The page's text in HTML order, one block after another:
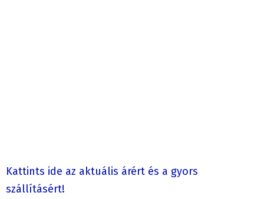
Kattints ide az aktuális árért és a gyors
szállításért!